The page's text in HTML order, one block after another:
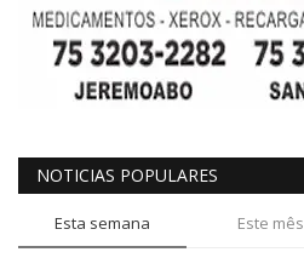
NOTICIAS POPULARES
Esta semana Este mês